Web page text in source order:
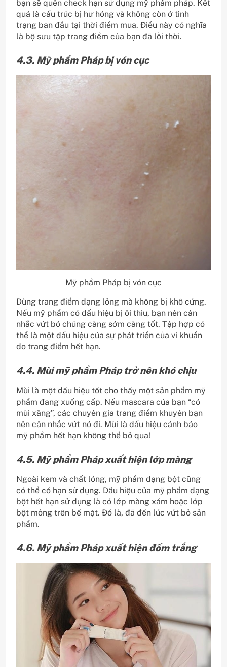
bạn sẽ quên check hạn sử dụng mỹ phẩm pháp. Kết
quả là cấu trúc bị hư hỏng và không còn ở tình
trạng ban đầu tại thời điểm mua. Điều này có nghĩa
là bộ sưu tập trang điểm của bạn đã lỗi thời.
4.3. Mỹ phẩm Pháp bị vón cục
Mỹ phẩm Pháp bị vón cục
Dùng trang điểm dạng lỏng mà không bị khô cứng.
Nếu mỹ phẩm có dấu hiệu bị ôi thiu, bạn nên cân
nhắc vứt bỏ chúng càng sớm càng tốt. Tập hợp có
thể là một dấu hiệu của sự phát triển của vi khuẩn
do trang điểm hết hạn.
4.4. Mùi mỹ phẩm Pháp trở nên khó chịu
Mùi là một dấu hiệu tốt cho thấy một sản phẩm mỹ
phẩm đang xuống cấp. Nếu mascara của bạn “có
mùi xăng”, các chuyên gia trang điểm khuyên bạn
nên cân nhắc vứt nó đi. Mùi là dấu hiệu cảnh báo
mỹ phẩm hết hạn không thể bỏ qua!
4.5. Mỹ phẩm Pháp xuất hiện lớp màng
Ngoài kem và chất lỏng, mỹ phẩm dạng bột cũng
có thể có hạn sử dụng. Dấu hiệu của mỹ phẩm dạng
bột hết hạn sử dụng là có lớp màng xám hoặc lớp
bột mỏng trên bề mặt. Đó là, đã đến lúc vứt bỏ sản
phẩm.
4.6. Mỹ phẩm Pháp xuất hiện đốm trắng